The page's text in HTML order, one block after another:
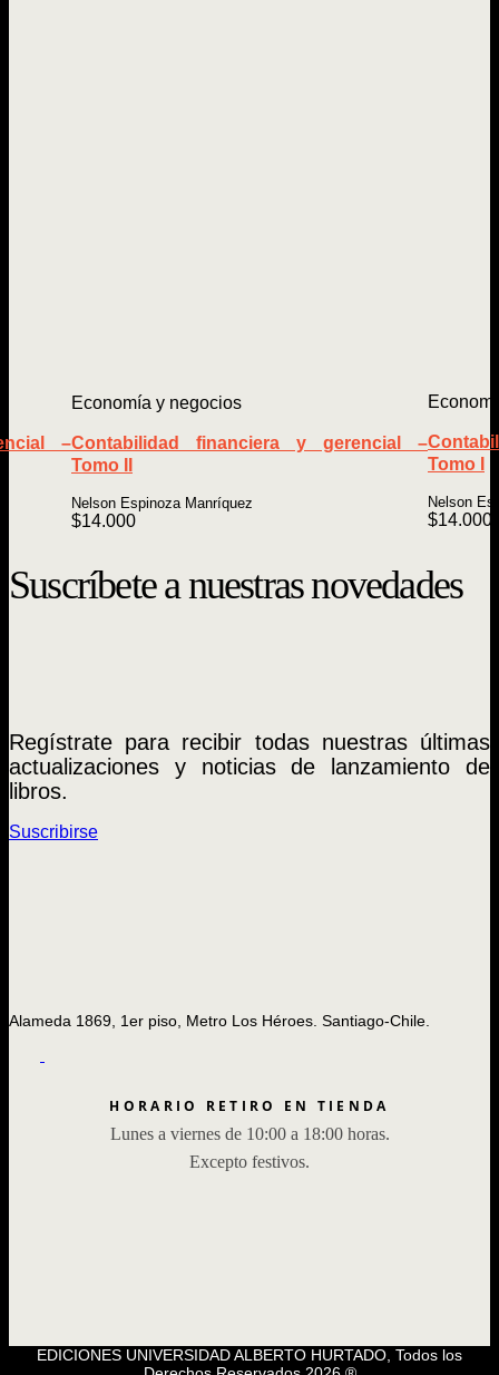
–
Economía y negocios
Contabilidad financiera y gerencial –
Tomo II
Nelson Espinoza Manríquez
$14.000
Tomo I
Nelson
$14.000
Suscríbete a nuestras novedades
Regístrate para recibir todas nuestras últimas
actualizaciones y noticias de lanzamiento de
libros.
Suscribirse
Alameda 1869, 1er piso, Metro Los Héroes. Santiago-Chile.
HORARIO RETIRO EN TIENDA
Lunes a viernes de 10:00 a 18:00 horas.
Excepto festivos.
EDICIONES UNIVERSIDAD ALBERTO HURTADO, Todos los